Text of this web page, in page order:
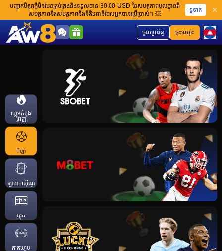
បញ្ជាក់មិត្តភក្តិមិនមែនគ្រប់គ្រងនិងទទួលបាន 30.00 USD នៃសមត្ថភាពមូលដ្ឋានពី
សមត្ថភាពនិងសមត្ថភាពនិងនីតិវេធានីដែលអ្នកបានប្រើប្រាស់។ 💥
ទូទាត់
ចុះឈ្មោះ
ចូលប្រព័ន្ធ
ហ្គេមកំពុង
ពេញ
និយម
កីឡា
ឡាយកាសុីណូ
ស្លុត
កាតហ្គេម